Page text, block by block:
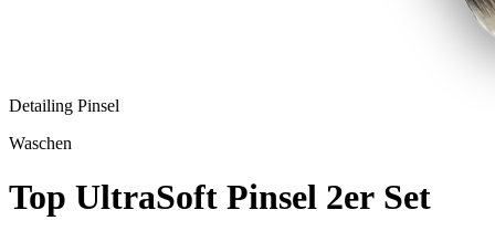
Detailing Pinsel
Waschen
Top UltraSoft Pinsel 2er Set